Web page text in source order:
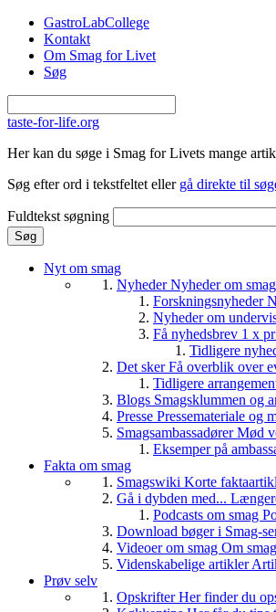
Gå til hovedindhold
GastroLabCollege
Kontakt
Om Smag for Livet
Søg
taste-for-life.org
Her kan du søge i Smag for Livets mange
Søg efter ord i tekstfeltet eller gå direkte til
Fuldtekst søgning
Nyt om smag
NyhederNyheder om
Forskningsnyheder
Nyheder om
Få nyhedsbrev 1 x
Tidligere
Det skerFå overblik over
Tidligere
Blogs Smagsklummen og
Presse Pressemateriale og
SmagsambassadørerMød
Eksemper på
Fakta om smag
Smagswiki Korte
Gå i dybden med...
Podcasts om smag
Download bøger i Smag-
Videoer om smag Om
Videnskabelige artikler
Prøv selv
OpskrifterHer finder du